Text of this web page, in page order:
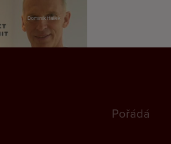
Dominik Hašek
Pořádá